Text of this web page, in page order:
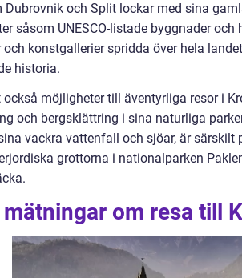
Dubrovnik och Split lockar med sina
såsom UNESCO-listade byggnader
konstgallerier spridda över hela
historia.
också möjligheter till äventyrliga resor i
och bergsklättring i sina naturliga
vackra vattenfall och sjöar, är särskilt
grottorna i nationalparken
om resa till